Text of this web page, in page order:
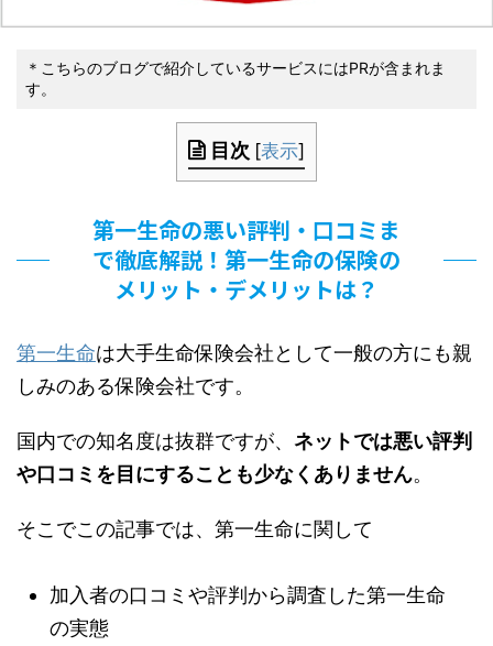
＊こちらのブログで紹介しているサービスにはPRが含まれま
す。
目次 [表示]
第一生命の悪い評判・口コミま
で徹底解説！第一生命の保険の
メリット・デメリットは？
第一生命は大手生命保険会社として一般の方にも親
しみのある保険会社です。
国内での知名度は抜群ですが、 ネットでは悪い評判
や口コミを目にすることも少なくありません。
そこでこの記事では、第一生命に関して
加入者の口コミや評判から調査した第一生命
の実態